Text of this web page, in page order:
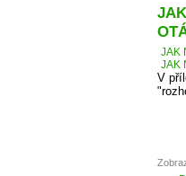
JAK
JAK
V